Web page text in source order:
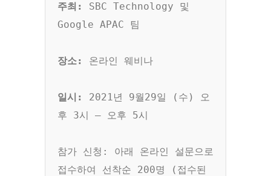
주최:
SBC Technology 및
Google APAC 팀
장소: 온라인 웨비나
일시:
2021년 9월29일 (수) 오
후 3시 – 오후 5시
참가 신청: 아래 온라인 설문으로
접수하여 선착순 200명 (접수된